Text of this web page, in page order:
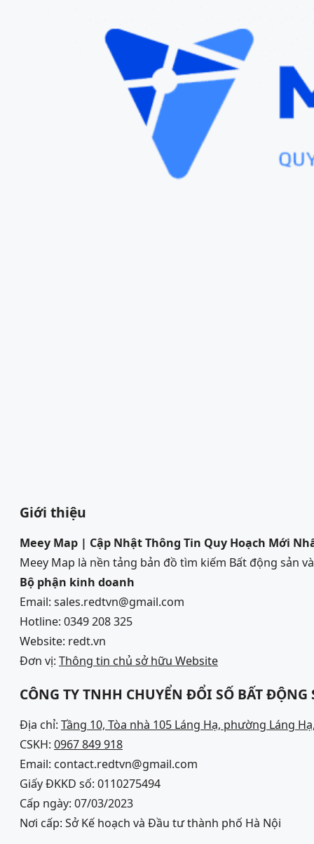
Giới thiệu
Meey Map | Cập Nhật Thông Tin Quy Hoạch Mới
Meey Map là nền tảng bản đồ tìm kiếm Bất động sản
Bộ phận kinh doanh
Email: sales.redtvn@gmail.com
Hotline: 0349 208 325
Website: redt.vn
Đơn vị: Thông tin chủ sở hữu Website
CÔNG TY TNHH CHUYỂN ĐỔI SỐ BẤT ĐỘNG
Địa chỉ: Tầng 10, Tòa nhà 105 Láng Hạ, phường Láng
CSKH: 0967 849 918
Email: contact.redtvn@gmail.com
Giấy ĐKKD số: 0110275494
Cấp ngày: 07/03/2023
Nơi cấp: Sở Kế hoạch và Đầu tư thành phố Hà Nội